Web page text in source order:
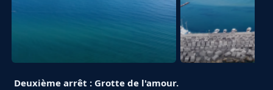
Deuxième arrêt : Grotte de l'amour.